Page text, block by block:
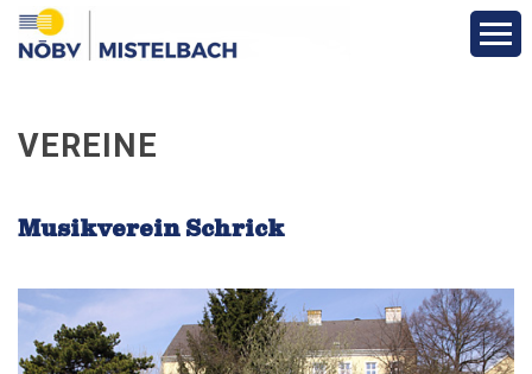
Vereine
VEREINE
Musikverein Schrick